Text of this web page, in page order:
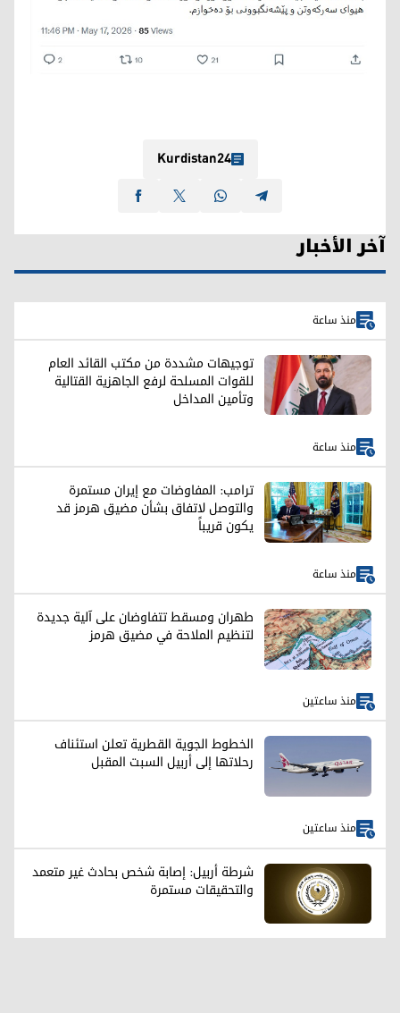
Kurdistan24
آخر الأخبار
منذ ساعة
توجيهات مشددة من مكتب القائد العام
للقوات المسلحة لرفع الجاهزية القتالية
وتأمين المداخل
منذ ساعة
ترامب: المفاوضات مع إيران مستمرة
والتوصل لاتفاق بشأن مضيق هرمز قد
يكون قريباً
منذ ساعة
طهران ومسقط تتفاوضان على آلية جديدة
لتنظيم الملاحة في مضيق هرمز
منذ ساعتين
الخطوط الجوية القطرية تعلن استئناف
رحلاتها إلى أربيل السبت المقبل
منذ ساعتين
شرطة أربيل: إصابة شخص بحادث غير متعمد
والتحقيقات مستمرة